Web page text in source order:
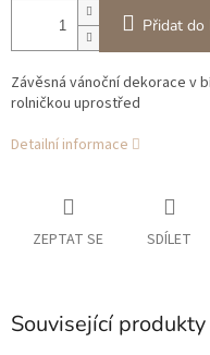
Přidat do
Závěsná vánoční dekorace v
rolničkou uprostřed
Detailní informace
ZEPTAT SE SDÍLET
Související produkty